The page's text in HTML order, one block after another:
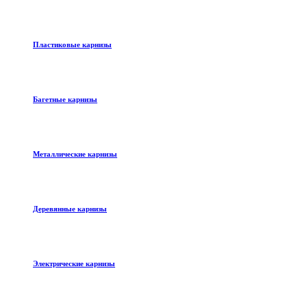
Пластиковые карнизы
Багетные карнизы
Металлические карнизы
Деревянные карнизы
Электрические карнизы